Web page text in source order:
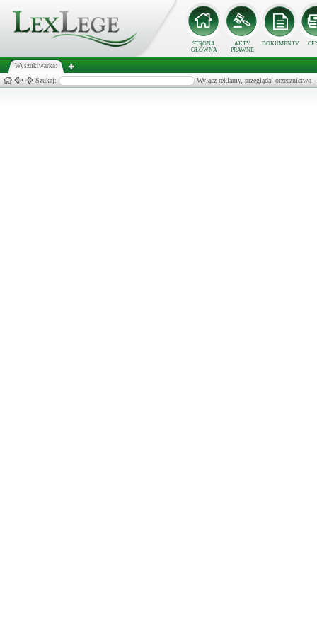
STRONA
GŁÓWNA
AKTY
PRAWNE
DOKUMENTY
Wyszukiwarka:
Szukaj: Wyłącz reklamy, przeglądaj